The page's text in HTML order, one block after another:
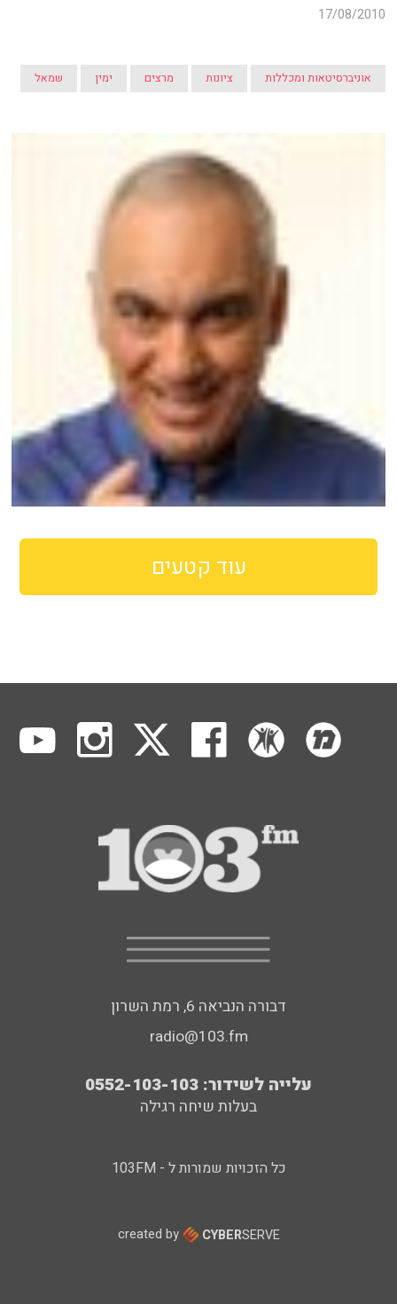
17/08/2010
אוניברסיטאות ומכללות ציונות מרצים ימין שמאל
עוד קטעים
דבורה הנביאה 6, רמת השרון
radio@103.fm
עלייה לשידור: 0552-103-103
בעלות שיחה רגילה
כל הזכויות שמורות ל - 103FM
created by CYBERSERVE